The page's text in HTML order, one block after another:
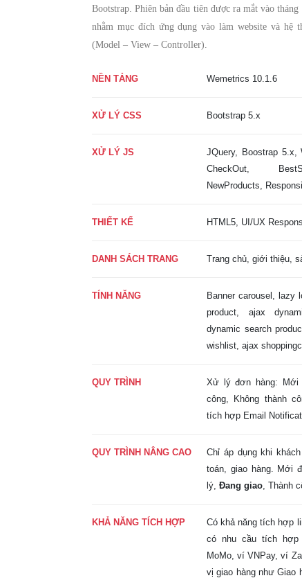
Bootstrap. Phiên bản đầu tiên được ra mắt vào
nhằm mục đích ứng dụng vào làm website và hệ
(Model – View – Controller).
NỀN TẢNG Wemetrics 10.1.6
XỬ LÝ CSS Bootstrap 5.x
XỬ LÝ JS
JQuery, Boostrap 5.x,
CheckOut,
NewProducts,
THIẾT KẾ HTML5, UI/UX
DANH SÁCH TRANG Trang chủ, giới thiệu,
TÍNH NĂNG
Banner carousel, lazy
product, ajax
dynamic search
wishlist, ajax
QUY TRÌNH
Xử lý đơn hàng: Mới
công, Không thành
tích hợp Email
QUY TRÌNH NÂNG CAO
Chỉ áp dụng khi
toán, giao hàng. Mới
lý, Đang giao, Thành
KHẢ NĂNG TÍCH HỢP
Có khả năng tích hợp
có nhu cầu tích hợp
MoMo, ví VNPay, ví
vị giao hàng như Giao